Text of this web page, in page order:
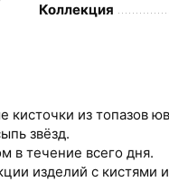
Коллекция
из топазов
звёзд.
в течение всего дня.
изделий с кистями